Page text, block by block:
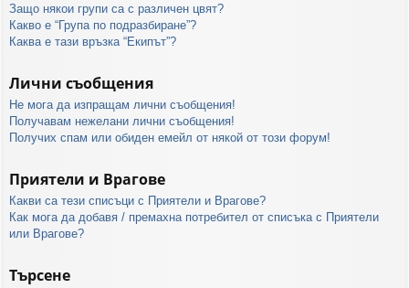
Защо някои групи са с различен цвят?
Какво е “Група по подразбиране”?
Каква е тази връзка “Екипът”?
Лични съобщения
Не мога да изпращам лични съобщения!
Получавам нежелани лични съобщения!
Получих спам или обиден емейл от някой от този форум!
Приятели и Врагове
Какви са тези списъци с Приятели и Врагове?
Как мога да добавя / премахна потребител от списъка с Приятели
или Врагове?
Търсене